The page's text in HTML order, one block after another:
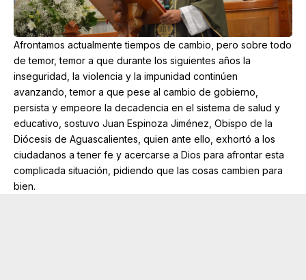
Afrontamos actualmente tiempos de cambio, pero sobre todo
de temor, temor a que durante los siguientes años la
inseguridad, la violencia y la impunidad continúen
avanzando, temor a que pese al cambio de gobierno,
persista y empeore la decadencia en el sistema de salud y
educativo, sostuvo Juan Espinoza Jiménez, Obispo de la
Diócesis de Aguascalientes, quien ante ello, exhortó a los
ciudadanos a tener fe y acercarse a Dios para afrontar esta
complicada situación, pidiendo que las cosas cambien para
bien.